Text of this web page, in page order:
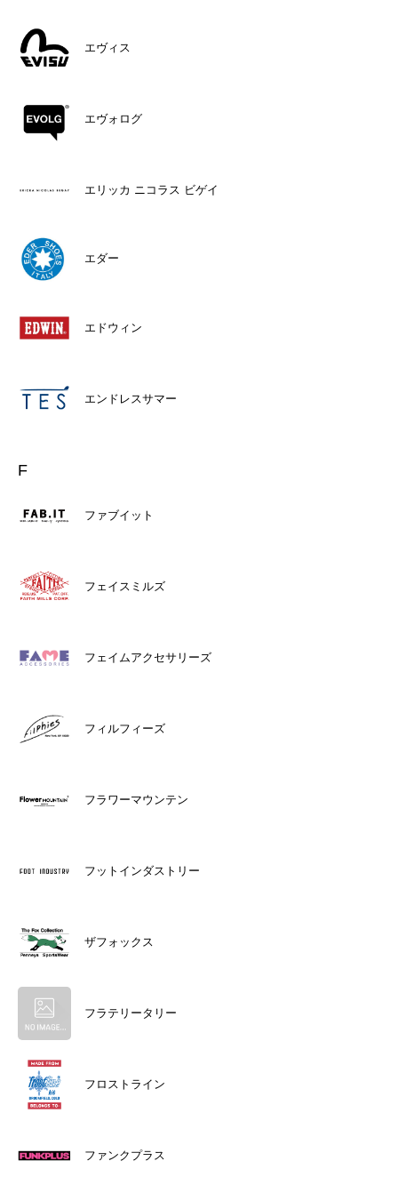
エヴィス
エヴォログ
エリッカ ニコラス ビゲイ
エダー
エドウィン
エンドレスサマー
F
ファブイット
フェイスミルズ
フェイムアクセサリーズ
フィルフィーズ
フラワーマウンテン
フットインダストリー
ザフォックス
フラテリータリー
フロストライン
ファンクプラス